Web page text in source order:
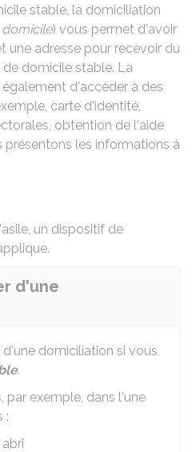
stable, la domiciliation
) vous permet d'avoir
une adresse pour recevoir du
de domicile stable. La
d'accéder à des
carte d'identité,
obtention de l'aide
présentons les informations à
un dispositif de
d'une
domiciliation si vous
.
par exemple, dans l'une
: